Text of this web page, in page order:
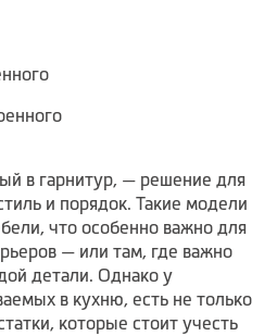
в гарнитур, — решение для
и порядок. Такие модели
что особенно важно для
— или там, где важно
детали. Однако у
в кухню, есть не только
которые стоит учесть